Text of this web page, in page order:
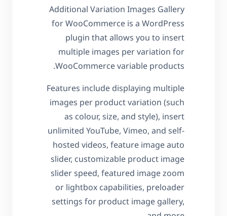
Additional Variation Images Gallery
for WooCommerce is a WordPress
plugin that allows you to insert
multiple images per variation for
WooCommerce variable products.
Features include displaying multiple
images per product variation (such
as colour, size, and style), insert
unlimited YouTube, Vimeo, and self-
hosted videos, feature image auto
slider, customizable product image
slider speed, featured image zoom
or lightbox capabilities, preloader
settings for product image gallery,